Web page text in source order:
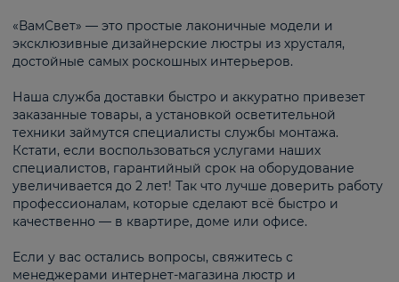
«ВамСвет» — это простые лаконичные модели и
эксклюзивные дизайнерские люстры из хрусталя,
достойные самых роскошных интерьеров.
Наша служба доставки быстро и аккуратно привезет
заказанные товары, а установкой осветительной
техники займутся специалисты службы монтажа.
Кстати, если воспользоваться услугами наших
специалистов, гарантийный срок на оборудование
увеличивается до 2 лет! Так что лучше доверить работу
профессионалам, которые сделают всё быстро и
качественно — в квартире, доме или офисе.
Если у вас остались вопросы, свяжитесь с
менеджерами интернет-магазина люстр и